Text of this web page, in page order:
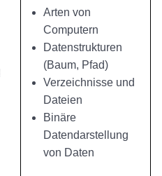
Arten von
Computern
Datenstrukturen
(Baum, Pfad)
Verzeichnisse und
Dateien
Binäre
Datendarstellung
von Daten